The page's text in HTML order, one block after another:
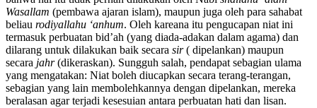
bahwa hal itu tidak pernah dilakukan oleh Nabishallahu ’alahi
Wasallam(pembawa ajaran islam), maupun juga oleh para sahabat
beliaurodiyallahu ‘anhum . Oleh kareana itu pengucapan niat ini
termasuk perbuatan bid’ah (yang diada-adakan dalam agama) dan
dilarang untuk dilakukan baik secarasir ( dipelankan) maupun
secarajahr(dikeraskan). Sungguh salah, pendapat sebagian ulama
yang mengatakan: Niat boleh diucapkan secara terang-terangan,
sebagian yang lain membolehkannya dengan dipelankan, mereka